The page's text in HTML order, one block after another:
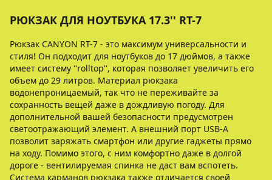
РЮКЗАК ДЛЯ НОУТБУКА 17.3'' RT-7
Рюкзак CANYON RT-7 - это максимум универсальности и
стиля! Он подходит для ноутбуков до 17 дюймов, а также
имеет систему ''rolltop'', которая позволяет увеличить его
объем до 29 литров. Материал рюкзака
водонепроницаемый, так что не переживайте за
сохранность вещей даже в дождливую погоду. Для
дополнительной вашей безопасности предусмотрен
светоотражающий элемент. А внешний порт USB-A
позволит заряжать смартфон или другие гаджеты прямо
на ходу. Помимо этого, с ним комфортно даже в долгой
дороге - вентилируемая спинка не даст вам вспотеть.
Система карманов рюкзака также отличается своей